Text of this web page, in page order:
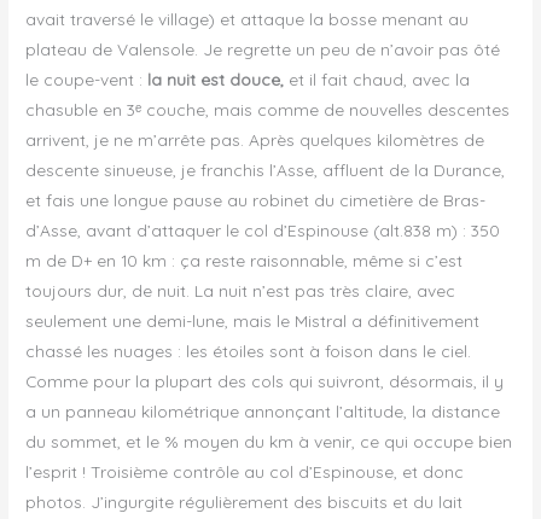
avait traversé le village) et attaque la bosse menant au
plateau de Valensole. Je regrette un peu de n’avoir pas ôté
le coupe-vent : la nuit est douce, et il fait chaud, avec la
chasuble en 3ᵉ couche, mais comme de nouvelles descentes
arrivent, je ne m’arrête pas. Après quelques kilomètres de
descente sinueuse, je franchis l’Asse, affluent de la Durance,
et fais une longue pause au robinet du cimetière de Bras-
d’Asse, avant d’attaquer le col d’Espinouse (alt.838 m) : 350
m de D+ en 10 km : ça reste raisonnable, même si c’est
toujours dur, de nuit. La nuit n’est pas très claire, avec
seulement une demi-lune, mais le Mistral a définitivement
chassé les nuages : les étoiles sont à foison dans le ciel.
Comme pour la plupart des cols qui suivront, désormais, il y
a un panneau kilométrique annonçant l’altitude, la distance
du sommet, et le % moyen du km à venir, ce qui occupe bien
l’esprit ! Troisième contrôle au col d’Espinouse, et donc
photos. J’ingurgite régulièrement des biscuits et du lait